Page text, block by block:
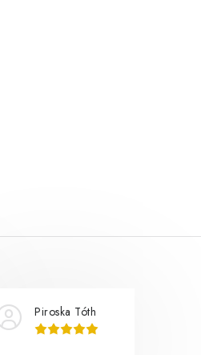
Piroska Tóth